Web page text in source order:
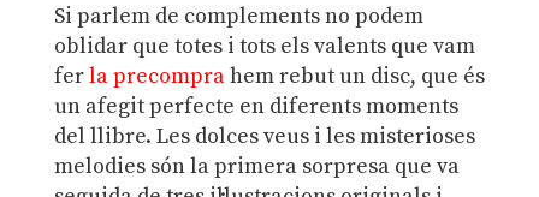
Si parlem de complements no podem
oblidar que totes i tots els valents que vam
ferla precomprahem rebut un disc, que és
un afegit perfecte en diferents moments
del llibre. Les dolces veus i les misterioses
melodies són la primera sorpresa que va